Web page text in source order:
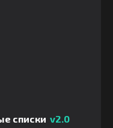
списки v2.0